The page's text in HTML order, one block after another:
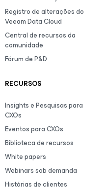
Registro de alterações do
Veeam Data Cloud
Central de recursos da
comunidade
Fórum de P&D
RECURSOS
Insights e Pesquisas para
CXOs
Eventos para CXOs
Biblioteca de recursos
White papers
Webinars sob demanda
Histórias de clientes